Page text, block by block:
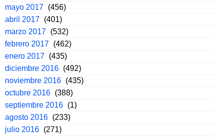
mayo 2017 (456)
abril 2017 (401)
marzo 2017 (532)
febrero 2017 (462)
enero 2017 (435)
diciembre 2016 (492)
noviembre 2016 (435)
octubre 2016 (388)
septiembre 2016 (1)
agosto 2016 (233)
julio 2016 (271)